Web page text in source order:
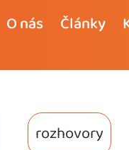
O nás Články
rozhovory